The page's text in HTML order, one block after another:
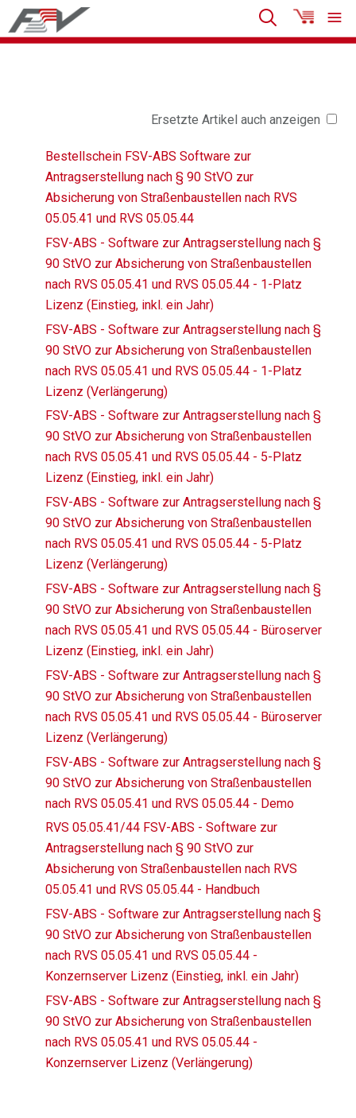
Ersetzte Artikel auch anzeigen
Bestellschein FSV-ABS Software zur
Antragserstellung nach § 90 StVO zur
Absicherung von Straßenbaustellen nach RVS
05.05.41 und RVS 05.05.44
FSV-ABS - Software zur Antragserstellung nach §
90 StVO zur Absicherung von Straßenbaustellen
nach RVS 05.05.41 und RVS 05.05.44 - 1-Platz
Lizenz (Einstieg, inkl. ein Jahr)
FSV-ABS - Software zur Antragserstellung nach §
90 StVO zur Absicherung von Straßenbaustellen
nach RVS 05.05.41 und RVS 05.05.44 - 1-Platz
Lizenz (Verlängerung)
FSV-ABS - Software zur Antragserstellung nach §
90 StVO zur Absicherung von Straßenbaustellen
nach RVS 05.05.41 und RVS 05.05.44 - 5-Platz
Lizenz (Einstieg, inkl. ein Jahr)
FSV-ABS - Software zur Antragserstellung nach §
90 StVO zur Absicherung von Straßenbaustellen
nach RVS 05.05.41 und RVS 05.05.44 - 5-Platz
Lizenz (Verlängerung)
FSV-ABS - Software zur Antragserstellung nach §
90 StVO zur Absicherung von Straßenbaustellen
nach RVS 05.05.41 und RVS 05.05.44 - Büroserver
Lizenz (Einstieg, inkl. ein Jahr)
FSV-ABS - Software zur Antragserstellung nach §
90 StVO zur Absicherung von Straßenbaustellen
nach RVS 05.05.41 und RVS 05.05.44 - Büroserver
Lizenz (Verlängerung)
FSV-ABS - Software zur Antragserstellung nach §
90 StVO zur Absicherung von Straßenbaustellen
nach RVS 05.05.41 und RVS 05.05.44 - Demo
RVS 05.05.41/44 FSV-ABS - Software zur
Antragserstellung nach § 90 StVO zur
Absicherung von Straßenbaustellen nach RVS
05.05.41 und RVS 05.05.44 - Handbuch
FSV-ABS - Software zur Antragserstellung nach §
90 StVO zur Absicherung von Straßenbaustellen
nach RVS 05.05.41 und RVS 05.05.44 -
Konzernserver Lizenz (Einstieg, inkl. ein Jahr)
FSV-ABS - Software zur Antragserstellung nach §
90 StVO zur Absicherung von Straßenbaustellen
nach RVS 05.05.41 und RVS 05.05.44 -
Konzernserver Lizenz (Verlängerung)